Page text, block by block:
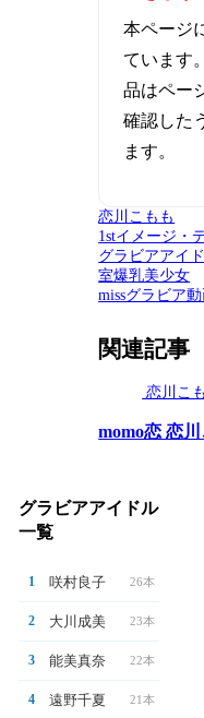
本ページ
ています
品はペー
確認した
ます。
恋川こもも
1stイメージ・
グラビアアイ
室爆乳美少女
missグラビア動
関連記事
恋川こ
momo恋 恋
グラビアアイドル
一覧
1 咲村良子 26本
2 大川成美 23本
3 能美真奈 22本
4 遠野千夏 21本